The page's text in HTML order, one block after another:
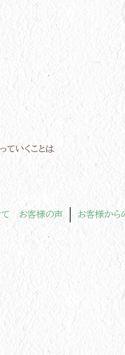
ていくことは
て お客様の声 お客様から